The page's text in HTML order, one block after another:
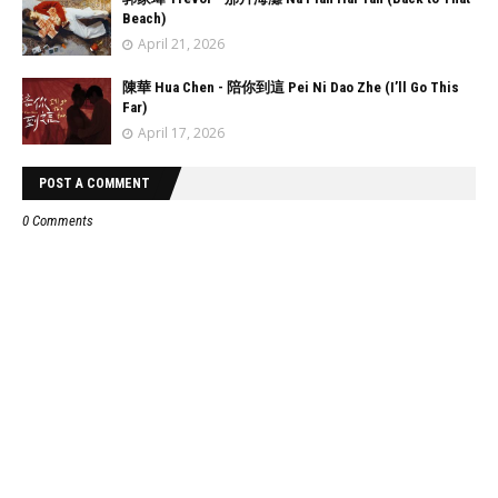
Beach)
April 21, 2026
陳華 Hua Chen - 陪你到這 Pei Ni Dao Zhe (I’ll Go This
Far)
April 17, 2026
POST A COMMENT
0 Comments